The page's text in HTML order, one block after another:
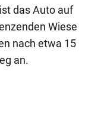
das Auto auf
Wiese
nach etwa 15
an.